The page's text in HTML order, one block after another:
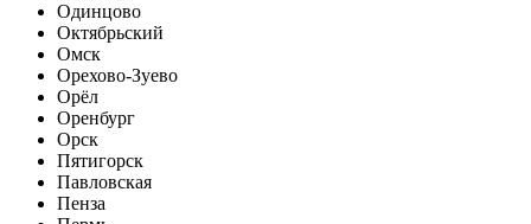
Одинцово
Октябрьский
Омск
Орехово-Зуево
Орёл
Оренбург
Орск
Пятигорск
Павловская
Пенза